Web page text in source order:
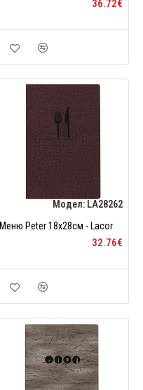
36.72€
Модел: LA28262
Меню Peter 18x28см - Lacor
32.76€